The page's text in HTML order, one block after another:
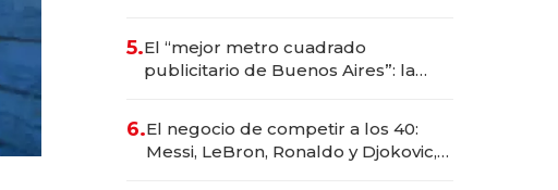
5.El “mejor metro cuadrado
publicitario de Buenos Aires”: la
6.El negocio de competir a los 40:
Messi, LeBron, Ronaldo y Djokovic,